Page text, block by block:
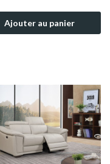
Ajouter au panier